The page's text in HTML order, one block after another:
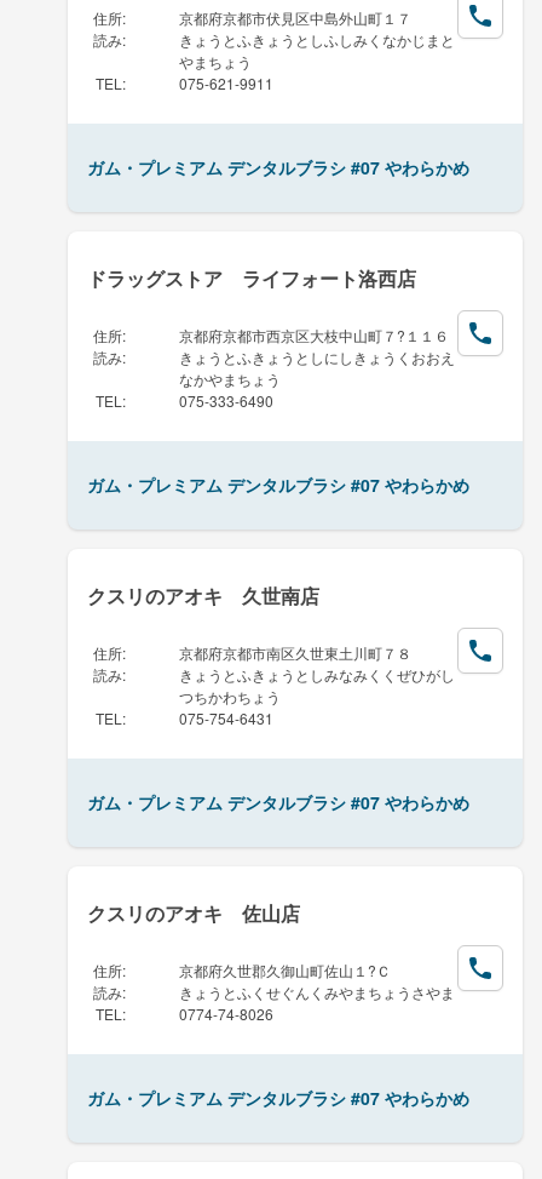
住所:
京都府京都市伏見区中島外山町１７
読み:
きょうとふきょうとしふしみくなかじまと
やまちょう
TEL : 075-621-9911
ガム・プレミアム デンタルブラシ #07 やわらかめ
ドラッグストア ライフォート洛西店
住所:
京都府京都市西京区大枝中山町７?１１６
読み:
きょうとふきょうとしにしきょうくおおえ
なかやまちょう
TEL : 075-333-6490
ガム・プレミアム デンタルブラシ #07 やわらかめ
クスリのアオキ 久世南店
住所:
京都府京都市南区久世東土川町７８
読み:
きょうとふきょうとしみなみくくぜひがし
つちかわちょう
TEL : 075-754-6431
ガム・プレミアム デンタルブラシ #07 やわらかめ
クスリのアオキ 佐山店
住所:
京都府久世郡久御山町佐山１?Ｃ
読み:
きょうとふくせぐんくみやまちょうさやま
TEL : 0774-74-8026
ガム・プレミアム デンタルブラシ #07 やわらかめ